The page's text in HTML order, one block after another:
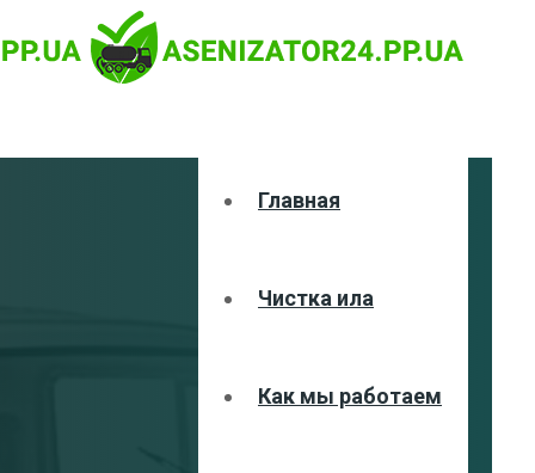
Главная
Чистка ила
Как мы работаем